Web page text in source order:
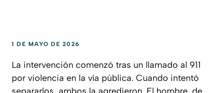
1 DE MAYO DE 2026
La intervención comenzó tras un llamado al 911
por violencia en la vía pública. Cuando intentó
separarlos, ambos la agredieron. El hombre, de